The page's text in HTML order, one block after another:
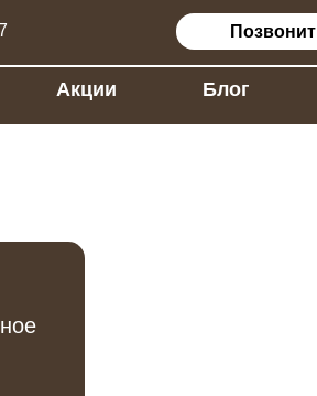
Позвонить
Контакты